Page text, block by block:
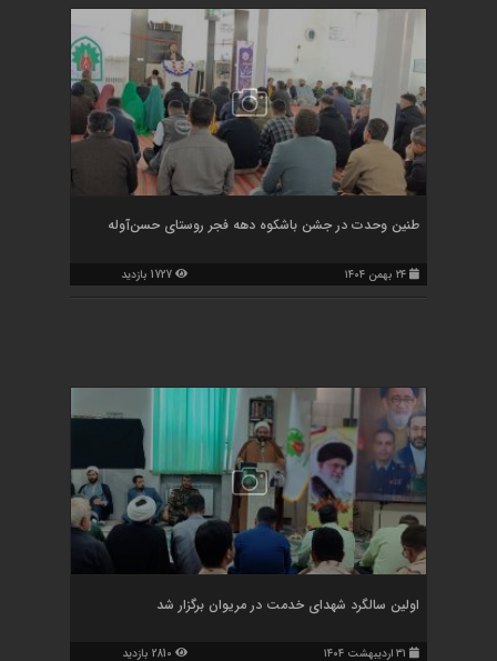
طنین وحدت در جشن باشکوه دهه فجر روستای حسن‌آوله
۲۴ بهمن ۱۴۰۴ 1727 بازدید
اولین سالگرد شهدای خدمت در مریوان برگزار شد
۳۱ اردیبهشت ۱۴۰۴